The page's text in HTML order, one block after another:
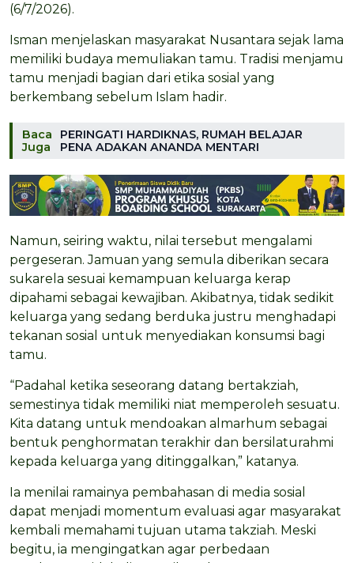
(6/7/2026).
Isman menjelaskan masyarakat Nusantara sejak lama
memiliki budaya memuliakan tamu. Tradisi menjamu
tamu menjadi bagian dari etika sosial yang
berkembang sebelum Islam hadir.
Baca
Juga
PERINGATI HARDIKNAS, RUMAH BELAJAR
PENA ADAKAN ANANDA MENTARI
Namun, seiring waktu, nilai tersebut mengalami
pergeseran. Jamuan yang semula diberikan secara
sukarela sesuai kemampuan keluarga kerap
dipahami sebagai kewajiban. Akibatnya, tidak sedikit
keluarga yang sedang berduka justru menghadapi
tekanan sosial untuk menyediakan konsumsi bagi
tamu.
“Padahal ketika seseorang datang bertakziah,
semestinya tidak memiliki niat memperoleh sesuatu.
Kita datang untuk mendoakan almarhum sebagai
bentuk penghormatan terakhir dan bersilaturahmi
kepada keluarga yang ditinggalkan,” katanya.
Ia menilai ramainya pembahasan di media sosial
dapat menjadi momentum evaluasi agar masyarakat
kembali memahami tujuan utama takziah. Meski
begitu, ia mengingatkan agar perbedaan